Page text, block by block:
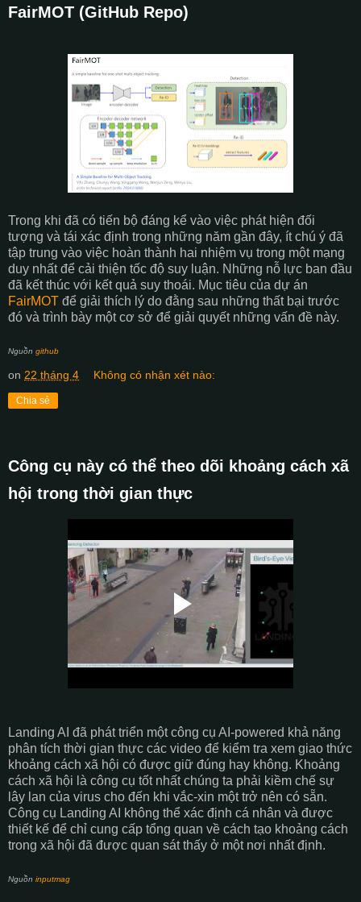
FairMOT (GitHub Repo)
Trong khi đã có tiến bộ đáng kể vào việc phát hiện đối
tượng và tái xác định trong những năm gần đây, ít chú ý đã
tập trung vào việc hoàn thành hai nhiệm vụ trong một mạng
duy nhất để cải thiện tốc độ suy luận. Những nỗ lực ban đầu
đã kết thúc với kết quả suy thoái. Mục tiêu của dự án
FairMOT để giải thích lý do đằng sau những thất bại trước
đó và trình bày một cơ sở để giải quyết những vấn đề này.
Nguồn github
on 22 tháng 4 Không có nhận xét nào:
Chia sẻ
Công cụ này có thể theo dõi khoảng cách xã
hội trong thời gian thực
Landing AI đã phát triển một công cụ AI-powered khả năng
phân tích thời gian thực các video để kiểm tra xem giao thức
khoảng cách xã hội có được giữ đúng hay không. Khoảng
cách xã hội là công cụ tốt nhất chúng ta phải kiềm chế sự
lây lan của virus cho đến khi vắc-xin một trở nên có sẵn.
Công cụ Landing AI không thể xác định cá nhân và được
thiết kế để chỉ cung cấp tổng quan về cách tạo khoảng cách
trong xã hội đã được quan sát thấy ở một nơi nhất định.
Nguồn inputmag